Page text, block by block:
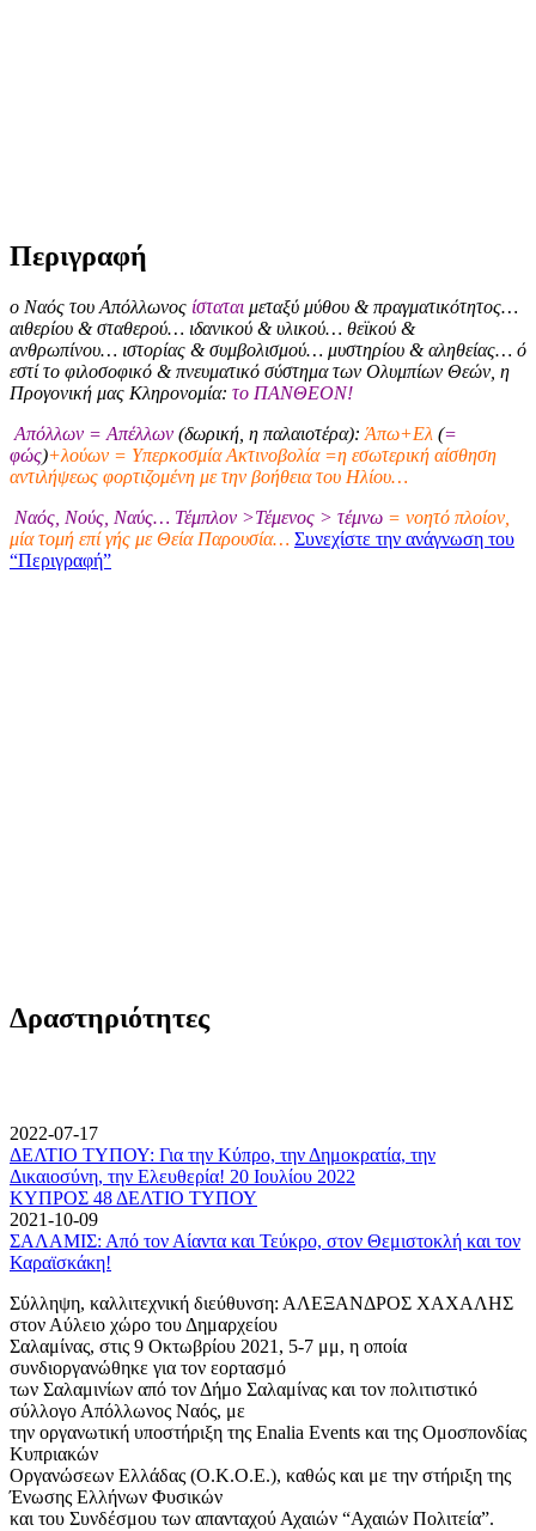
Περιγραφή
ο Ναός του Απόλλωνος ίσταται μεταξύ μύθου & πραγματικότητος…
αιθερίου & σταθερού… ιδανικού & υλικού… θεϊκού &
ανθρωπίνου… ιστορίας & συμβολισμού… μυστηρίου & αληθείας… ό
εστί το φιλοσοφικό & πνευματικό σύστημα των Ολυμπίων Θεών, η
Προγονική μας Κληρονομία: το ΠΑΝΘΕΟΝ!
Απόλλων = Απέλλων (δωρική, η παλαιοτέρα): Άπω+Ελ (=
φώς)+λούων = Υπερκοσμία Ακτινοβολία =η εσωτερική αίσθηση
αντιλήψεως φορτιζομένη με την βοήθεια του Ηλίου…
Ναός, Νούς, Ναύς… Τέμπλον >Τέμενος > τέμνω = νοητό πλοίον,
μία τομή επί γής με Θεία Παρουσία… Συνεχίστε την ανάγνωση του
“Περιγραφή”
Δραστηριότητες
2022-07-17
ΔΕΛΤΙΟ ΤΥΠΟΥ: Για την Κύπρο, την Δημοκρατία, την
Δικαιοσύνη, την Ελευθερία! 20 Ιουλίου 2022
ΚΥΠΡΟΣ 48 ΔΕΛΤΙΟ ΤΥΠΟΥ
2021-10-09
ΣΑΛΑΜΙΣ: Από τον Αίαντα και Τεύκρο, στον Θεμιστοκλή και τον
Καραϊσκάκη!
Σύλληψη, καλλιτεχνική διεύθυνση: ΑΛΕΞΑΝΔΡΟΣ ΧΑΧΑΛΗΣ
στον Αύλειο χώρο του Δημαρχείου
Σαλαμίνας, στις 9 Οκτωβρίου 2021, 5-7 μμ, η οποία
συνδιοργανώθηκε για τον εορτασμό
των Σαλαμινίων από τον Δήμο Σαλαμίνας και τον πολιτιστικό
σύλλογο Απόλλωνος Ναός, με
την οργανωτική υποστήριξη της Enalia Events και της Ομοσπονδίας
Κυπριακών
Οργανώσεων Ελλάδας (Ο.Κ.Ο.Ε.), καθώς και με την στήριξη της
Ένωσης Ελλήνων Φυσικών
και του Συνδέσμου των απανταχού Αχαιών “Αχαιών Πολιτεία”.